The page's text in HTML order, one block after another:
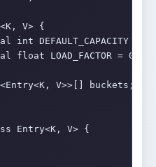
V> {
int DEFAULT_CAPACITY =
float LOAD_FACTOR =
V>>[] buckets;
Entry<K, V> {